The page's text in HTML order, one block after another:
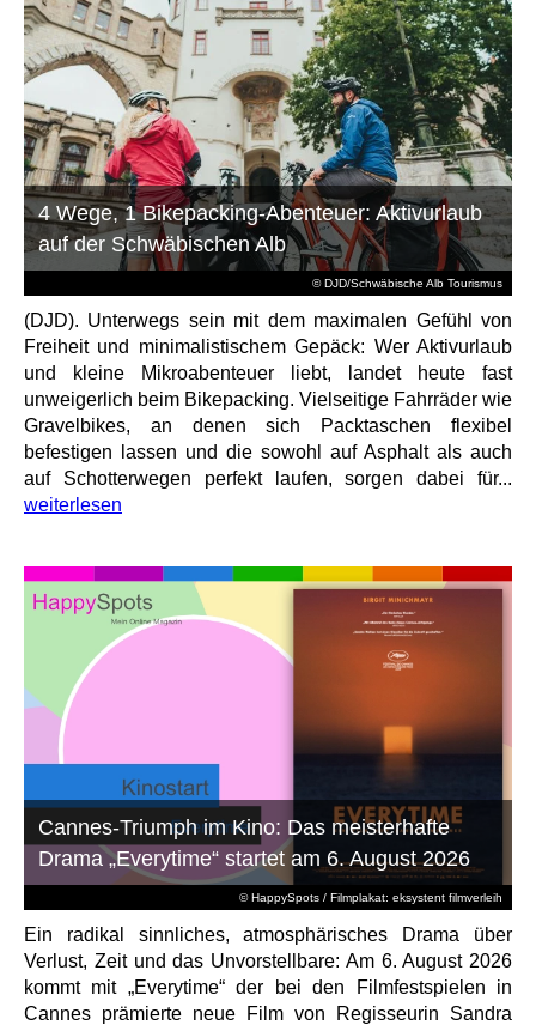
© DJD/Schwäbische Alb Tourismus
4 Wege, 1 Bikepacking-Abenteuer: Aktivurlaub
auf der Schwäbischen Alb
(DJD). Unterwegs sein mit dem maximalen Gefühl von
Freiheit und minimalistischem Gepäck: Wer Aktivurlaub
und kleine Mikroabenteuer liebt, landet heute fast
unweigerlich beim Bikepacking. Vielseitige Fahrräder wie
Gravelbikes, an denen sich Packtaschen flexibel
befestigen lassen und die sowohl auf Asphalt als auch
auf Schotterwegen perfekt laufen, sorgen dabei für...
weiterlesen
© HappySpots / Filmplakat: eksystent filmverleih
Cannes-Triumph im Kino: Das meisterhafte
Drama „Everytime“ startet am 6. August 2026
Ein radikal sinnliches, atmosphärisches Drama über
Verlust, Zeit und das Unvorstellbare: Am 6. August 2026
kommt mit „Everytime“ der bei den Filmfestspielen in
Cannes prämierte neue Film von Regisseurin Sandra